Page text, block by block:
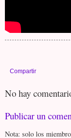
Compartir
No hay
Publicar un
Nota: solo los